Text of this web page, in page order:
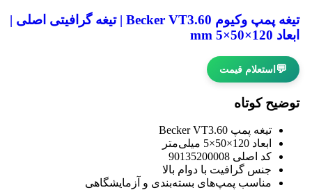
تیغه پمپ وکیوم Becker VT3.60 | تیغه گرافیتی اصلی |
ابعاد 120×50×5 mm
💬 استعلام قیمت
توضیح کوتاه
تیغه پمپ Becker VT3.60
ابعاد 120×50×5 میلی‌متر
کد اصلی 90135200008
جنس گرافیت با دوام بالا
مناسب پمپ‌های بسته‌بندی و آزمایشگاهی